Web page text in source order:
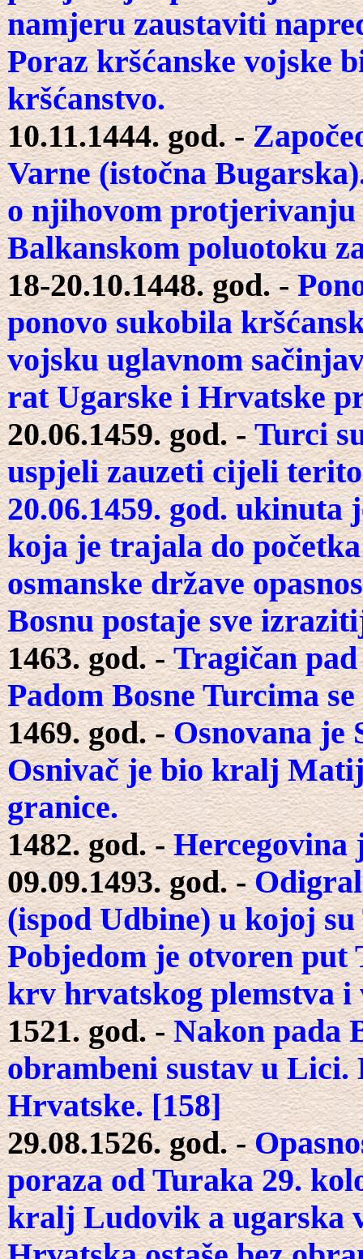
namjeru zaustaviti
Poraz kršćanske vojske
kršćanstvo.
10.11.1444. god. -
Varne (istočna
o njihovom protjerivanju
Balkanskom poluotoku
18-20.10.1448. god. -
ponovo sukobila
vojsku uglavnom
rat Ugarske i Hrvatske
20.06.1459. god. -Turci
uspjeli zauzeti cijeli
20.06.1459. god.
koja je trajala do
osmanske države
Bosnu postaje sve
1463. god. -Tragičan
Padom Bosne Turcima
1469. god. -Osnovana je
Osnivač je bio kralj
granice.
1482. god. -Hercegovina
09.09.1493. god. -
(ispod Udbine) u kojoj
Pobjedom je otvoren
krv hrvatskog plemstva i
1521. god. -Nakon pada
obrambeni sustav u Lici.
Hrvatske. [158]
29.08.1526. god. -
poraza od Turaka 29.
kralj Ludovik a ugarska